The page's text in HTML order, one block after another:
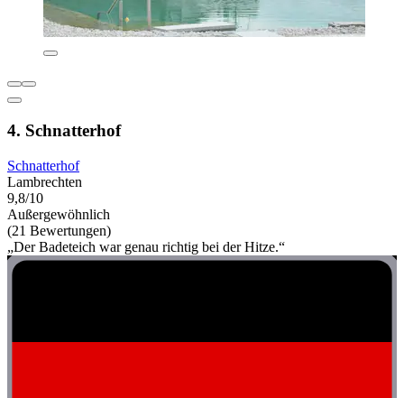
4. Schnatterhof
Schnatterhof
Lambrechten
9,8/10
Außergewöhnlich
(21 Bewertungen)
„Der Badeteich war genau richtig bei der Hitze.“